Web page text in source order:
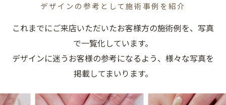
デザインの参考として施術事例を紹介
これまでにご来店いただいたお客様方の施術例を、写真
で一覧化しています。
デザインに迷うお客様の参考になるよう、様々な写真を
掲載してまいります。